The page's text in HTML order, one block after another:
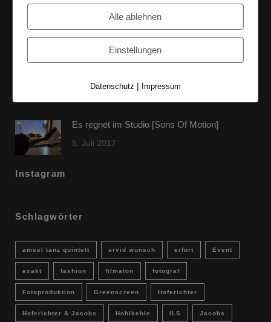
9. Oktober 2017
FLAMINGOCAT Premium Collection [Susann
Es regnet im Studio [Sons Of Motion]
5. Juli 2017
Instagram
Schlagwörter
amsel tanz quintett arvid wünsch erfurt Event
exakt fashion filmaton fotograf
Fotoproduktion Greenscreen Hoferichter
Hoferichter & Jacobs Hohlkehle ILS Jacobs
Alle ablehnen
Einstellungen
Datenschutz | Impressum